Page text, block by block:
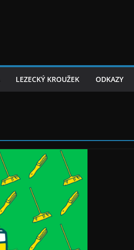
LEZECKÝ KROUŽEK ODKAZY